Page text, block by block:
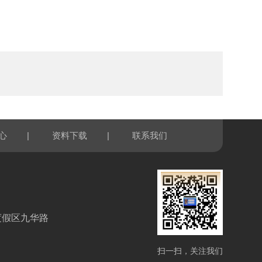
| 资料下载 | 联系我们
区九华路
扫一扫，关注我们